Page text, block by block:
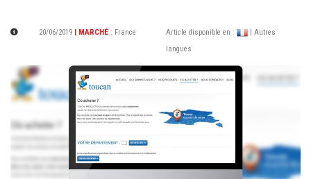
20/06/2019 | MARCHÉ : France Article disponible en :
| Autres
langues